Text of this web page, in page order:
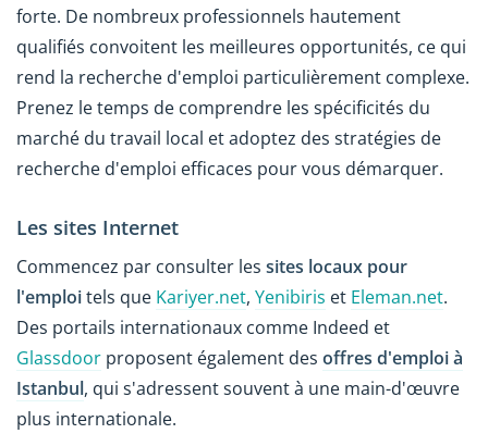
forte. De nombreux professionnels hautement
qualifiés convoitent les meilleures opportunités, ce qui
rend la recherche d'emploi particulièrement complexe.
Prenez le temps de comprendre les spécificités du
marché du travail local et adoptez des stratégies de
recherche d'emploi efficaces pour vous démarquer.
Les sites Internet
Commencez par consulter les sites locaux pour
l'emploitels que Kariyer.net, Yenibiris et Eleman.net.
Des portails internationaux comme Indeed et
Glassdoor proposent également des offres d'emploi à
Istanbul, qui s'adressent souvent à une main-d'œuvre
plus internationale.